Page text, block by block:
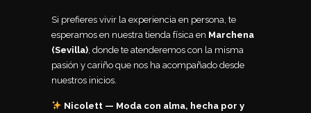
Si prefieres vivir la experiencia en persona, te
esperamos en nuestra tienda física en Marchena
(Sevilla) , donde te atenderemos con la misma
pasión y cariño que nos ha acompañado desde
nuestros inicios.
Nicolett — Moda con alma, hecha por y